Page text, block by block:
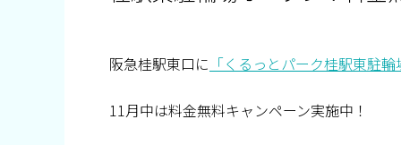
阪急桂駅東口に 「くるっとパーク桂駅東駐輪
11月中は料金無料キャンペーン実施中！